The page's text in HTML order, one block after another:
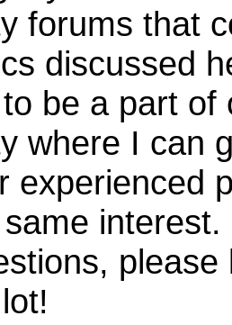
forums that
discussed
be a part of
where I can
experienced
please